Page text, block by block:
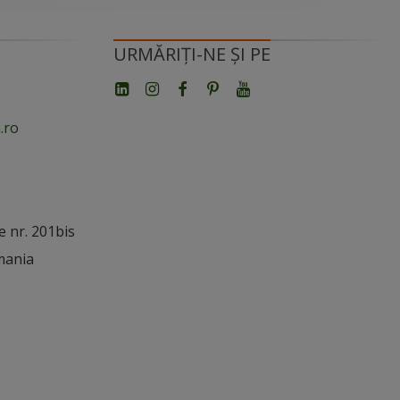
nr. 201bis
URMĂRIȚI-NE ȘI PE